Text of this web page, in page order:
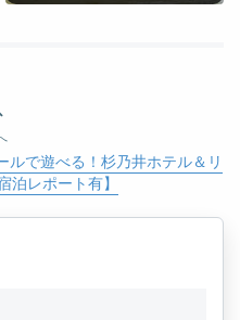
で遊べる！杉乃井ホテル＆リ
泊レポート有】